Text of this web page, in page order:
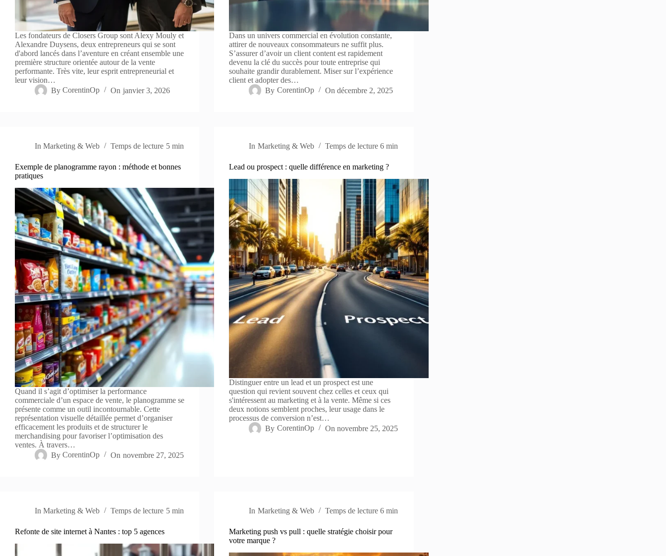
Les fondateurs de Closers Group sont Alexy Mouly et
Alexandre Duysens, deux entrepreneurs qui se sont
d'abord lancés dans l’aventure en créant ensemble une
première structure orientée autour de la vente
performante. Très vite, leur esprit entrepreneurial et
leur vision…
By CorentinOp On janvier 3, 2026
Dans un univers commercial en évolution constante,
attirer de nouveaux consommateurs ne suffit plus.
S’assurer d’avoir un client content est rapidement
devenu la clé du succès pour toute entreprise qui
souhaite grandir durablement. Miser sur l’expérience
client et adopter des…
By CorentinOp On décembre 2, 2025
In Marketing & Web Temps de lecture 5 min
Exemple de planogramme rayon : méthode et bonnes
pratiques
Quand il s’agit d’optimiser la performance
commerciale d’un espace de vente, le planogramme se
présente comme un outil incontournable. Cette
représentation visuelle détaillée permet d’organiser
efficacement les produits et de structurer le
merchandising pour favoriser l’optimisation des
ventes. À travers…
By CorentinOp On novembre 27, 2025
In Marketing & Web Temps de lecture 6 min
Lead ou prospect : quelle différence en marketing ?
Distinguer entre un lead et un prospect est une
question qui revient souvent chez celles et ceux qui
s'intéressent au marketing et à la vente. Même si ces
deux notions semblent proches, leur usage dans le
processus de conversion n’est…
By CorentinOp On novembre 25, 2025
In Marketing & Web Temps de lecture 5 min
Refonte de site internet à Nantes : top 5 agences
In Marketing & Web Temps de lecture 6 min
Marketing push vs pull : quelle stratégie choisir pour
votre marque ?